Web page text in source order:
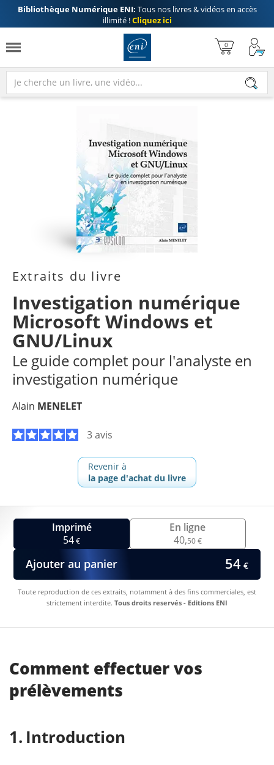
Bibliothèque Numérique ENI: Tous nos livres & vidéos en accès
illimité !Cliquez ici
Extraits du livre
Investigation numérique
Microsoft Windows et
GNU/Linux
Le guide complet pour l'analyste en
investigation numérique
Alain MENELET
3 avis
Revenir à
la page d'achat du livre
Imprimé
54€
En ligne
40,50 €
Ajouter au panier 54€
Toute reproduction de ces extraits, notamment à des fins commerciales, est
strictement interdite. Tous droits reservés - Editions ENI
Comment effectuer vos
prélèvements
Introduction